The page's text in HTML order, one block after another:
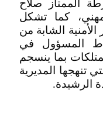
الممتاز صلاح
كما تشكل
الشابة من
المسؤول في
بما ينسجم
تنهجها المديرية
الرشيدة.